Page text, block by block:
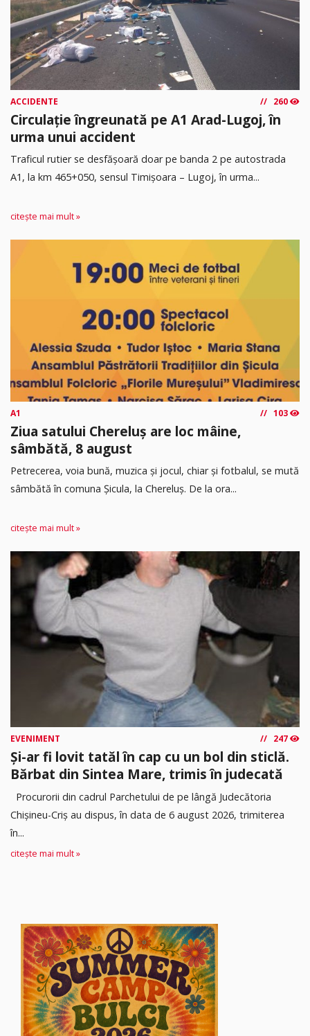
ACCIDENTE 260
Circulație îngreunată pe A1 Arad-Lugoj, în
urma unui accident
Traficul rutier se desfășoară doar pe banda 2 pe autostrada
A1, la km 465+050, sensul Timişoara – Lugoj, în urma...
citește mai mult »
A1 103
Ziua satului Chereluș are loc mâine,
sâmbătă, 8 august
Petrecerea, voia bună, muzica și jocul, chiar și fotbalul, se mută
sâmbătă în comuna Șicula, la Chereluș. De la ora...
citește mai mult »
EVENIMENT 247
Și-ar fi lovit tatăl în cap cu un bol din sticlă.
Bărbat din Sintea Mare, trimis în judecată
Procurorii din cadrul Parchetului de pe lângă Judecătoria
Chișineu-Criș au dispus, în data de 6 august 2026, trimiterea
în...
citește mai mult »